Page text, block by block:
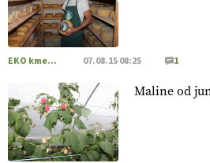
hrane, ampak tudi način njene pridelave
https://t.co/bKGeI4ZcNi @EUAgri #imcap
https://t.co/2sllAmcKwG
[EKOloško = LOGIČNO
prilagojene sorte
VEČ
https://t.co/OQSsax7l8V @EUAgri
https://t.co/PAL0zlhVia
EKO kmetijstvo 07.08.15 08:25 1
Maline od